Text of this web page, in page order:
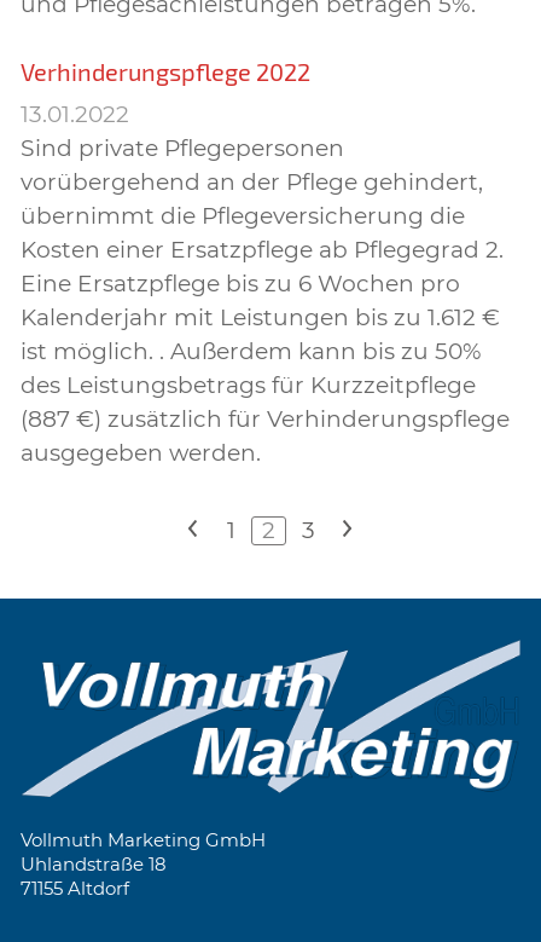
Verhinderungspflege 2022
13.01.2022
Sind private Pflegepersonen
vorübergehend an der Pflege gehindert,
übernimmt die Pflegeversicherung die
Kosten einer Ersatzpflege ab Pflegegrad 2.
Eine Ersatzpflege bis zu 6 Wochen pro
Kalenderjahr mit Leistungen bis zu 1.612 €
ist möglich. . Außerdem kann bis zu 50%
des Leistungsbetrags für Kurzzeitpflege
(887 €) zusätzlich für Verhinderungspflege
ausgegeben werden.
< 1 2 3 >
Vollmuth Marketing GmbH
Uhlandstraße 18
71155 Altdorf